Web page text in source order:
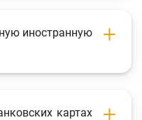
иностранную
картах